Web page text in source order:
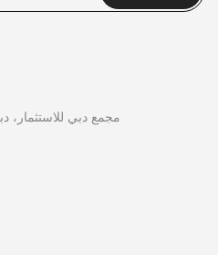
مجمع دبي للاستثمار،